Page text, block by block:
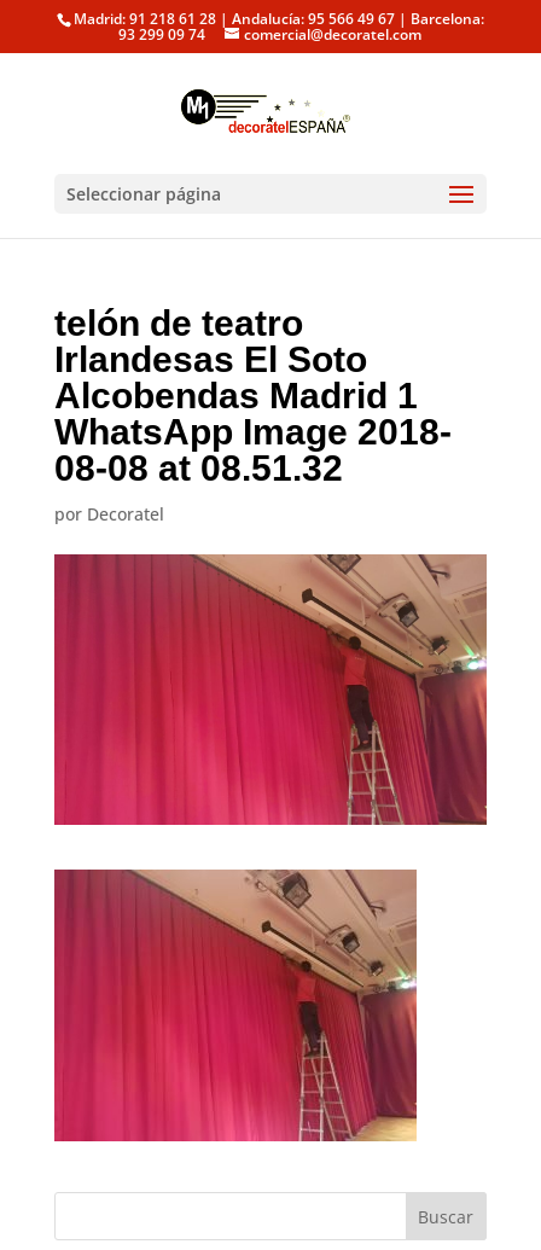
Madrid: 91 218 61 28 | Andalucía: 95 566 49 67 | Barcelona:
93 299 09 74 comercial@decoratel.com
Seleccionar página
telón de teatro
Irlandesas El Soto
Alcobendas Madrid 1
WhatsApp Image 2018-
08-08 at 08.51.32
por Decoratel